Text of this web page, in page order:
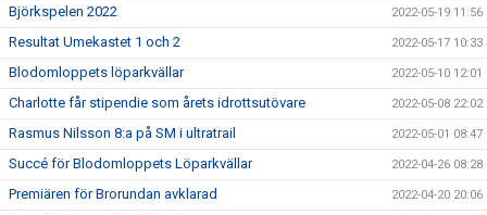
Björkspelen 2022 2022-05-19 11:56
Resultat Umekastet 1 och 2 2022-05-17 10:33
Blodomloppets löparkvällar 2022-05-10 12:01
Charlotte får stipendie som årets idrottsutövare 2022-05-08 22:02
Rasmus Nilsson 8:a på SM i ultratrail 2022-05-01 08:47
Succé för Blodomloppets Löparkvällar 2022-04-26 08:28
Premiären för Brorundan avklarad 2022-04-20 20:06